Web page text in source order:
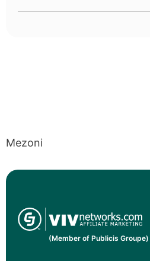
Mezoni
(Member of Publicis Groupe)